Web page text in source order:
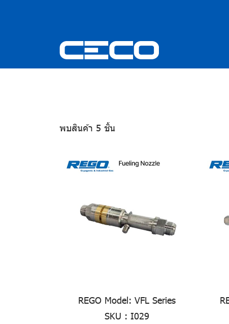
พบสินค้า 5 ชิ้น
REGO Model: VFL Series
SKU : I029